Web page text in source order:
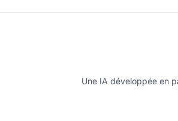
Une IA développée en